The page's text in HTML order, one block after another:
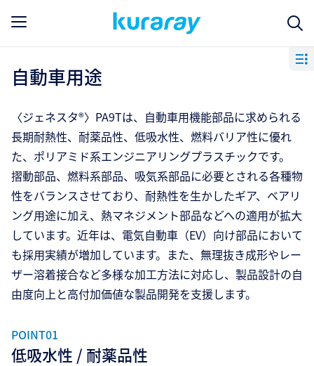
自動車用途
〈ジェネスタ®〉PA9Tは、自動車用機能部品に求められる
長期耐熱性、耐薬品性、低吸水性、燃料バリア性に優れ
た、ポリアミド系エンジニアリングプラスチックです。
摺動部品、燃料系部品、吸気系部品に必要とされる各種物
性をバランスさせており、耐熱性を生かしたギア、ベアリ
ング用途に加え、熱マネジメント部品などへの適用が拡大
しています。近年は、電気自動車（EV）向け部品において
も採用実績が増加しています。また、無理抜き成形やレー
ザー溶着接合など多様な加工方法に対応し、製品設計の自
由度向上と高付加価値な製品開発を支援します。
POINT01
低吸水性 / 耐薬品性